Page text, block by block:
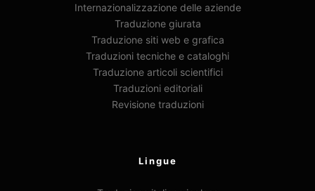
Internazionalizzazione delle aziende
Traduzione giurata
Traduzione siti web e grafica
Traduzioni tecniche e cataloghi
Traduzione articoli scientifici
Traduzioni editoriali
Revisione traduzioni
Lingue